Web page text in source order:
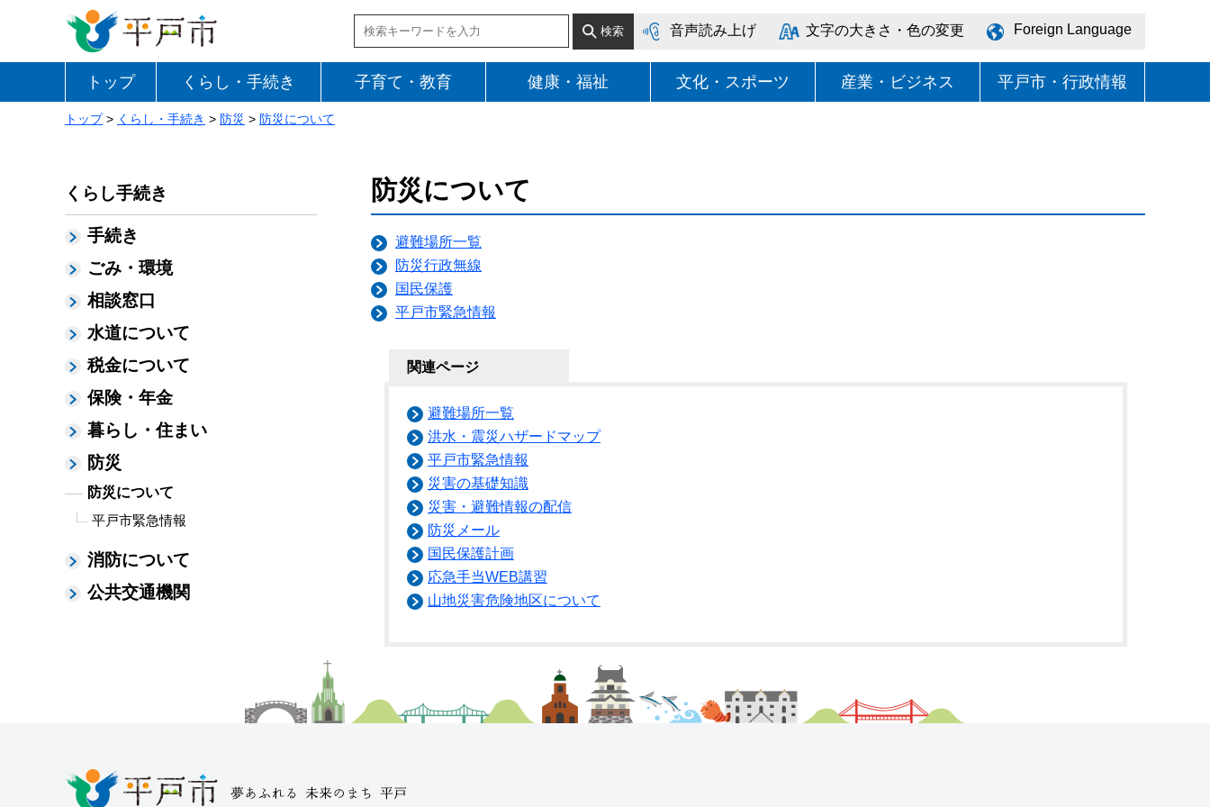
音声読み上げ 文字の大きさ・色の変更 Foreign Language
トップ くらし・手続き 子育て・教育 健康・福祉 文化・スポーツ 産業・ビジネス 平戸市・行政情報
トップ> くらし・手続き > 防災 > 防災について
くらし手続き
手続き
ごみ・環境
相談窓口
水道について
税金について
保険・年金
暮らし・住まい
防災
防災について
平戸市緊急情報
消防について
公共交通機関
防災について
避難場所一覧
防災行政無線
国民保護
平戸市緊急情報
関連ページ
避難場所一覧
洪水・震災ハザードマップ
平戸市緊急情報
災害の基礎知識
災害・避難情報の配信
防災メール
国民保護計画
応急手当WEB講習
山地災害危険地区について